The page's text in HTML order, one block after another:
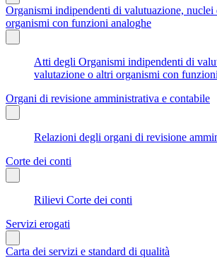
Organismi indipendenti di valutuazione,
organismi con funzioni analoghe
Atti degli Organismi indipendenti di
valutazione o altri organismi con
Organi di revisione amministrativa e contabile
Relazioni degli organi di revisione
Corte dei conti
Rilievi Corte dei conti
Servizi erogati
Carta dei servizi e standard di qualità